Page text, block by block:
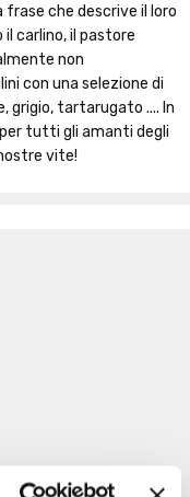
che descrive il loro
carlino, il pastore
non
con una selezione di
grigio, tartarugato .... In
tutti gli amanti degli
vite!